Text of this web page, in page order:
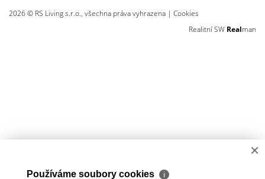
2026 © RS Living s.r.o., všechna práva vyhrazena | Cookies
Realitní SW Realman
×
Používáme soubory cookies ℹ